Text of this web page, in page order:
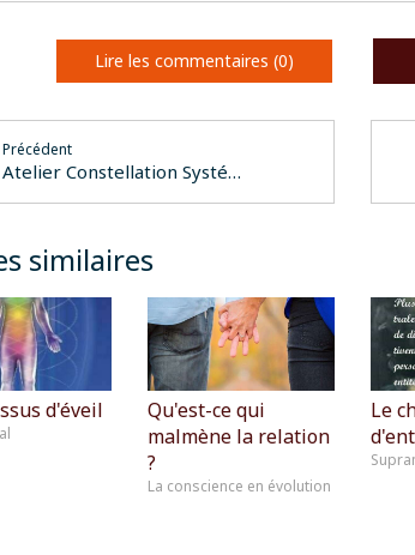
Lire les commentaires (0)
Précédent
Atelier Constellation Systémique et Familiale
similaires
d'éveil
Qu'est-ce qui
malmène la relation
?
La conscience en évolution
Le